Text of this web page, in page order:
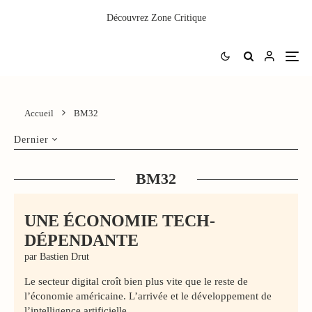
Découvrez Zone Critique
Accueil BM32
Dernier
BM32
UNE ÉCONOMIE TECH-
DÉPENDANTE
par Bastien Drut
Le secteur digital croît bien plus vite que le reste de
l’économie américaine. L’arrivée et le développement de